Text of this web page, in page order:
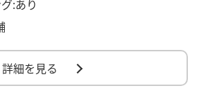
:あり
詳細を見る